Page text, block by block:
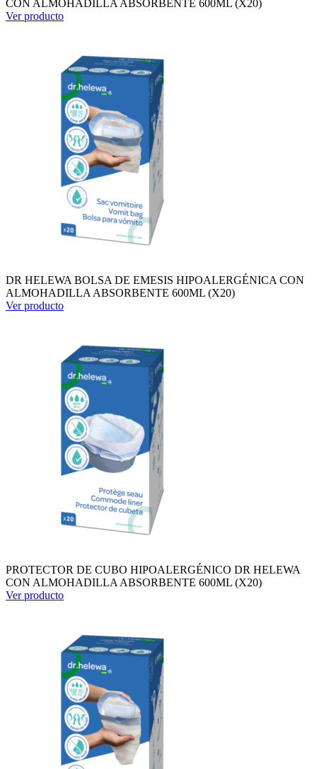
CON ALMOHADILLA ABSORBENTE 600ML (X20)
Ver producto
DR HELEWA BOLSA DE EMESIS HIPOALERGÉNICA CON
ALMOHADILLA ABSORBENTE 600ML (X20)
Ver producto
PROTECTOR DE CUBO HIPOALERGÉNICO DR HELEWA
CON ALMOHADILLA ABSORBENTE 600ML (X20)
Ver producto